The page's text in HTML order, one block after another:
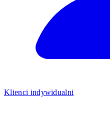
Klienci indywidualni